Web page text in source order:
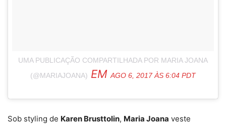
UMA PUBLICAÇÃO COMPARTILHADA POR MARIA JOANA
(@MARIAJOANA) EM AGO 6, 2017 ÀS 6:04 PDT
Sob styling de Karen Brusttolin, Maria Joana veste